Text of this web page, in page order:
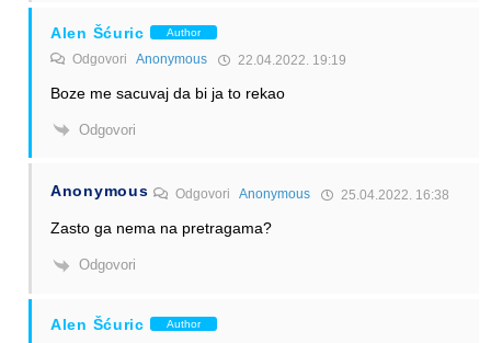
Alen Šćuric Author
Odgovori Anonymous 22.04.2022. 19:19
Boze me sacuvaj da bi ja to rekao
Odgovori
Anonymous OdgovoriAnonymous 25.04.2022. 16:38
Zasto ga nema na pretragama?
Odgovori
Alen Šćuric Author